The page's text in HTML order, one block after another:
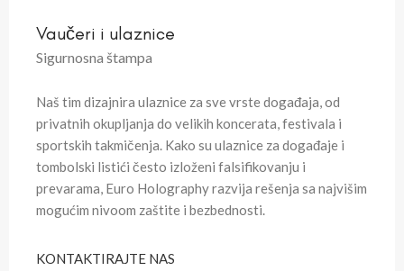
Vaučeri i ulaznice
Sigurnosna štampa
Naš tim dizajnira ulaznice za sve vrste događaja, od
privatnih okupljanja do velikih koncerata, festivala i
sportskih takmičenja. Kako su ulaznice za događaje i
tombolski listići često izloženi falsifikovanju i
prevarama, Euro Holography razvija rešenja sa najvišim
mogućim nivoom zaštite i bezbednosti.
KONTAKTIRAJTE NAS